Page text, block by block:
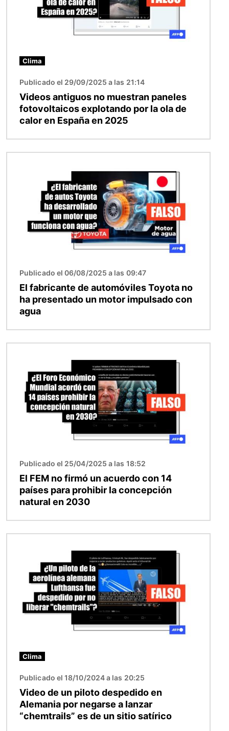
Clima
Publicado el 29/09/2025 a las 21:14
Videos antiguos no muestran paneles
fotovoltaicos explotando por la ola de
calor en España en 2025
Publicado el 06/08/2025 a las 09:47
El fabricante de automóviles Toyota no
ha presentado un motor impulsado con
agua
Publicado el 25/04/2025 a las 18:52
El FEM no firmó un acuerdo con 14
países para prohibir la concepción
natural en 2030
Clima
Publicado el 18/10/2024 a las 20:25
Video de un piloto despedido en
Alemania por negarse a lanzar
“chemtrails” es de un sitio satírico